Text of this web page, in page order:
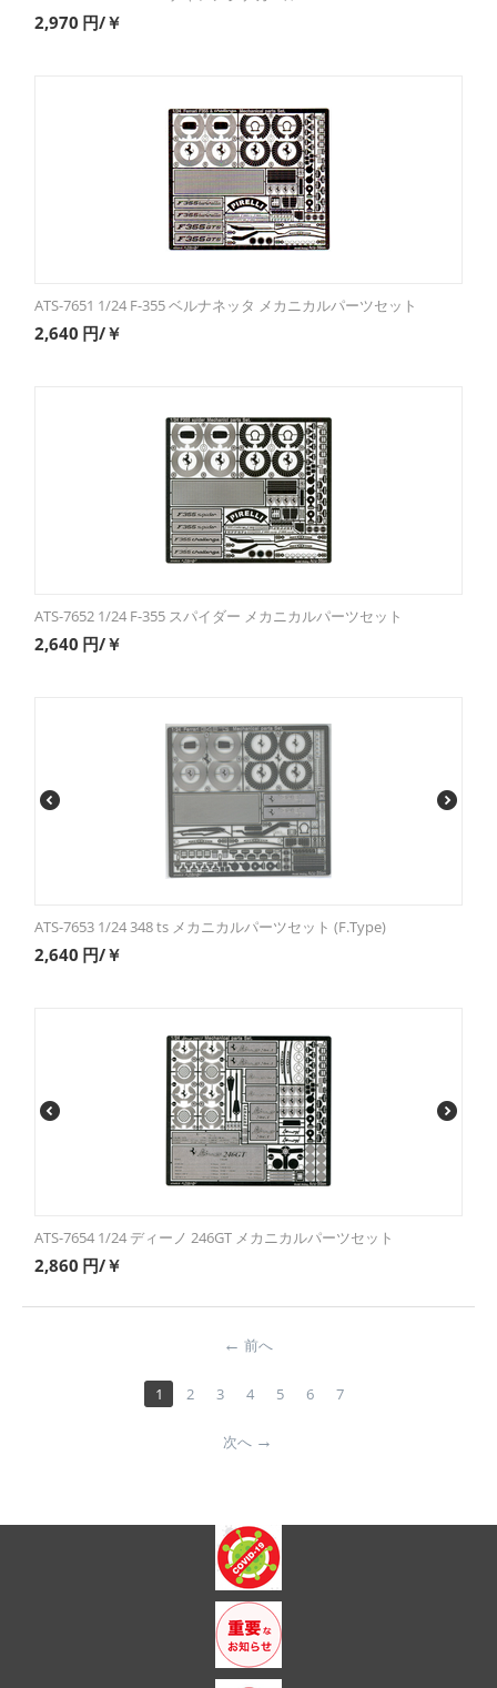
2,970 円/￥
ATS-7651 1/24 F-355 ベルナネッタ メカニカルパーツセット
2,640 円/￥
ATS-7652 1/24 F-355 スパイダー メカニカルパーツセット
2,640 円/￥
ATS-7653 1/24 348 ts メカニカルパーツセット (F.Type)
2,640 円/￥
ATS-7654 1/24 ディーノ 246GT メカニカルパーツセット
2,860 円/￥
前へ
1 2 3 4 5 6 7
次へ